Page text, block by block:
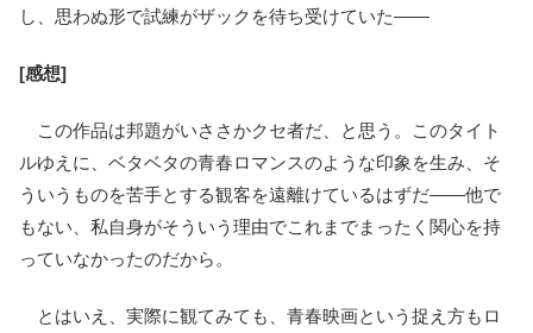
し、思わぬ形で試練がザックを待ち受けていた――
[感想]
この作品は邦題がいささかクセ者だ、と思う。このタイト
ルゆえに、ベタベタの青春ロマンスのような印象を生み、そ
ういうものを苦手とする観客を遠離けているはずだ――他で
もない、私自身がそういう理由でこれまでまったく関心を持
っていなかったのだから。
とはいえ、実際に観てみても、青春映画という捉え方もロ